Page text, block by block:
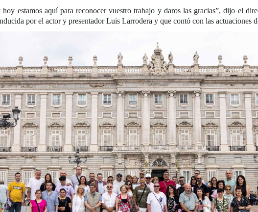
estamos aquí para reconocer vuestro trabajo y daros las gracias”, dijo el
por el actor y presentador Luis Larrodera y que contó con las actuaciones